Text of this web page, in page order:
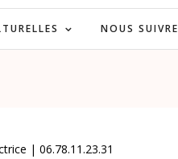
NOUS SUIVRE
| 06.78.11.23.31